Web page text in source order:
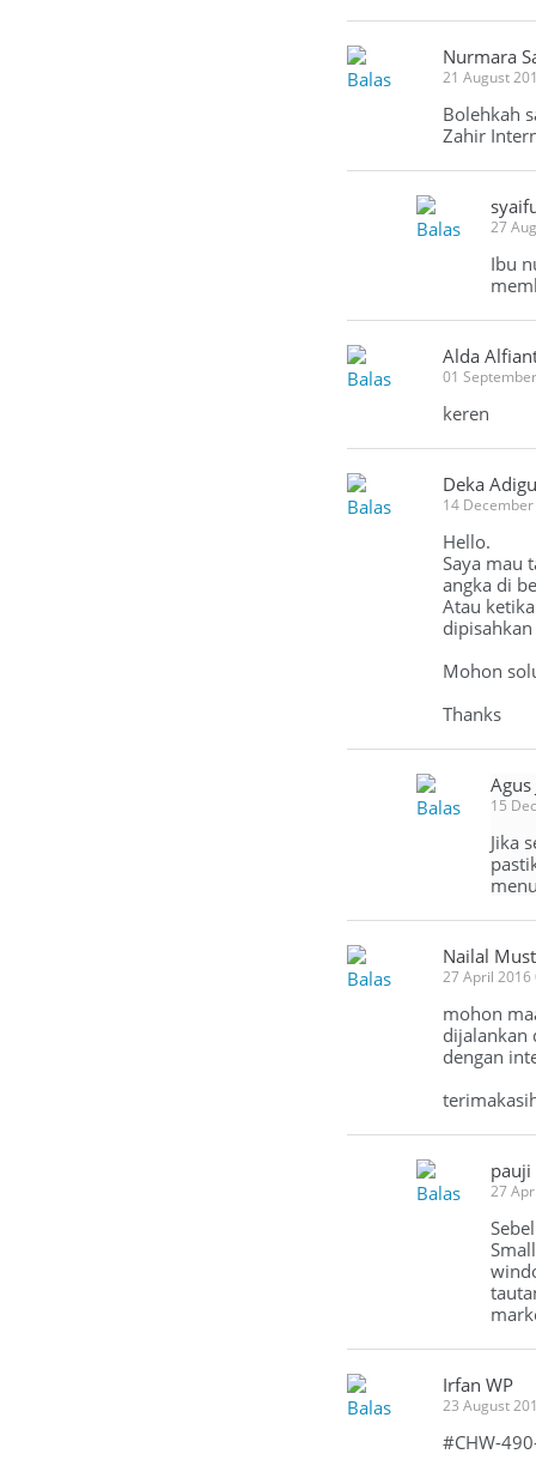
Balas
Nurmara
21 August
Bolehkah
Zahir
Balas 27
Ibu
Balas
Alda
01
keren
Balas
Deka
14
Hello.
Saya mau
angka di
Atau
Mohon
Thanks
Balas
Agus
15
Jika
Balas
Nailal
27 April 2016
mohon
dijalankan
dengan
Balas
pauji
27
Balas
Irfan WP
23 August
#CHW-